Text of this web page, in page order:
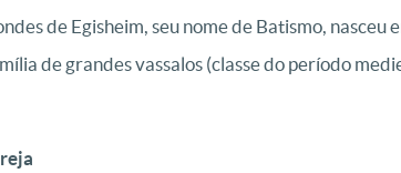
de Egisheim, seu nome de Batismo,
de grandes vassalos (classe do período